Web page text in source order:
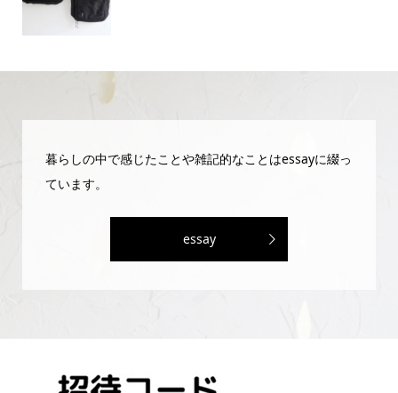
暮らしの中で感じたことや雑記的なことはessayに綴っ
ています。
essay